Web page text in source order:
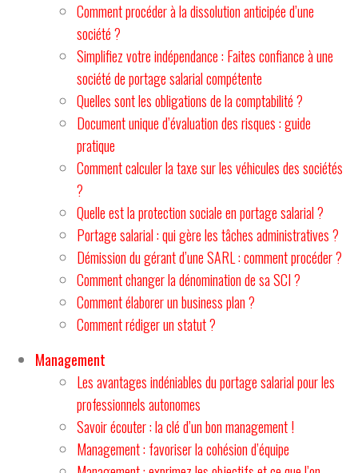
Comment procéder à la dissolution anticipée d’une
société ?
Simplifiez votre indépendance : Faites confiance à une
société de portage salarial compétente
Quelles sont les obligations de la comptabilité ?
Document unique d’évaluation des risques : guide
pratique
Comment calculer la taxe sur les véhicules des sociétés
?
Quelle est la protection sociale en portage salarial ?
Portage salarial : qui gère les tâches administratives ?
Démission du gérant d’une SARL : comment procéder ?
Comment changer la dénomination de sa SCI ?
Comment élaborer un business plan ?
Comment rédiger un statut ?
Management
Les avantages indéniables du portage salarial pour les
professionnels autonomes
Savoir écouter : la clé d’un bon management !
Management : favoriser la cohésion d’équipe